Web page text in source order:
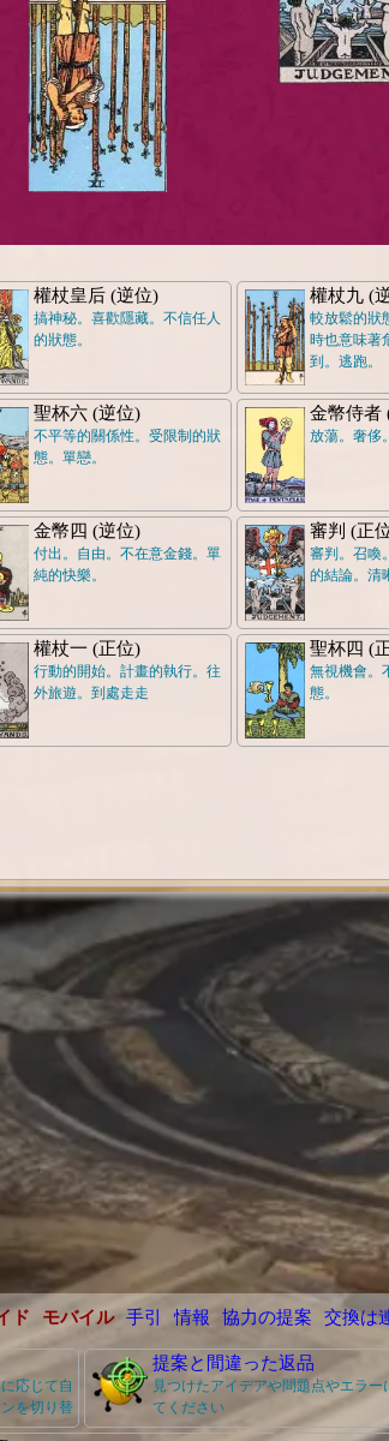
權杖皇后 (逆位)
搞神秘。喜歡隱藏。不信任人
的狀態。
權杖九 (
較放鬆的狀
時也意味著
到。逃跑。
聖杯六 (逆位)
不平等的關係性。受限制的狀
態。單戀。
金幣侍者
放蕩。奢侈
金幣四 (逆位)
付出。自由。不在意金錢。單
純的快樂。
審判 (正
審判。召喚
的結論。清
權杖一 (正位)
行動的開始。計畫的執行。往
外旅遊。到處走走
聖杯四 (
無視機會。
態。
ド モバイル 手引 情報 協力の提案 交換は
応じて自
を切り替
提案と間違った返品
見つけたアイデアや問題点やエラー
てください